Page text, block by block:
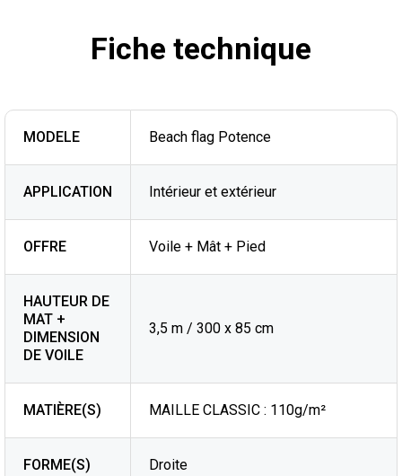
Fiche technique
MODELE Beach flag Potence
APPLICATION Intérieur et extérieur
OFFRE Voile + Mât + Pied
HAUTEUR DE
MAT +
DIMENSION
DE VOILE
3,5 m / 300 x 85 cm
MATIÈRE(S) MAILLE CLASSIC : 110g/m²
FORME(S) Droite